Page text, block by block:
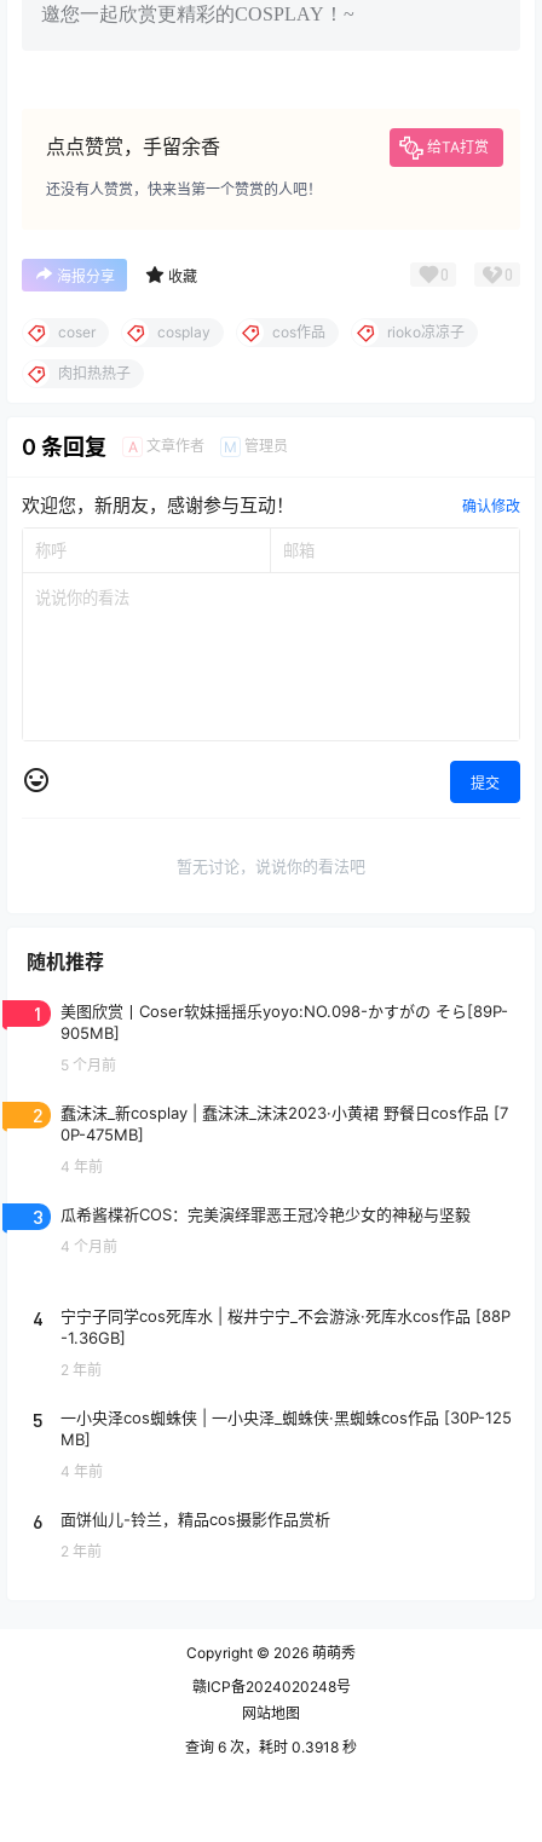
邀您一起欣赏更精彩的COSPLAY！~
点点赞赏，手留余香 给TA打赏
还没有人赞赏，快来当第一个赞赏的人吧！
海报分享 收藏 0 0
coser cosplay cos作品 rioko凉凉子
肉扣热热子
0 条回复 A 文章作者 M 管理员
欢迎您，新朋友，感谢参与互动！ 确认修改
提交
暂无讨论，说说你的看法吧
随机推荐
1
美图欣赏丨Coser软妹摇摇乐yoyo:NO.098-かすがの そら[89P-
905MB]
5 个月前
2
蠢沫沫_新cosplay | 蠢沫沫_沫沫2023·小黄裙 野餐日cos作品 [7
0P-475MB]
4 年前
3 瓜希酱楪祈COS：完美演绎罪恶王冠冷艳少女的神秘与坚毅
4 个月前
4
宁宁子同学cos死库水 | 桜井宁宁_不会游泳·死库水cos作品 [88P
-1.36GB]
2 年前
5
一小央泽cos蜘蛛侠 | 一小央泽_蜘蛛侠·黑蜘蛛cos作品 [30P-125
MB]
4 年前
6 面饼仙儿-铃兰，精品cos摄影作品赏析
2 年前
Copyright © 2026 萌萌秀
赣ICP备2024020248号
网站地图
查询 6 次，耗时 0.3918 秒